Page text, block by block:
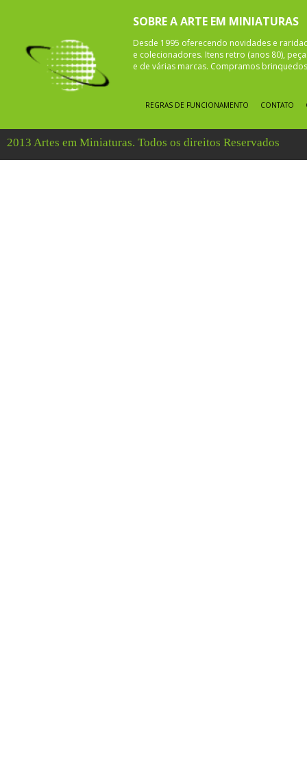
SOBRE A ARTE EM MINIATURAS
Desde 1995 oferecendo novidades e
e colecionadores. Itens retro (anos 80),
e de várias marcas. Compramos
REGRAS DE FUNCIONAMENTO CONTATO
2013 Artes em Miniaturas. Todos os direitos Reservados